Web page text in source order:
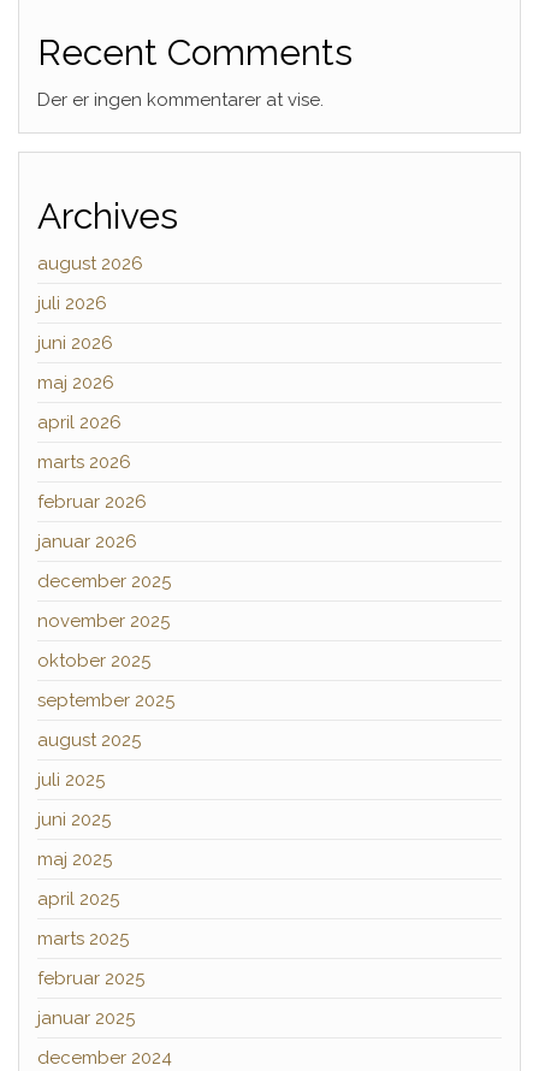
Recent Comments
Der er ingen kommentarer at vise.
Archives
august 2026
juli 2026
juni 2026
maj 2026
april 2026
marts 2026
februar 2026
januar 2026
december 2025
november 2025
oktober 2025
september 2025
august 2025
juli 2025
juni 2025
maj 2025
april 2025
marts 2025
februar 2025
januar 2025
december 2024